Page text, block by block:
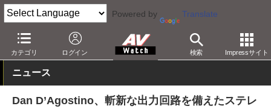
Powered by Translate
カテゴリ ログイン 検索 Impressサイト
AV Watch 製品 オーディオアンプ
ニュース
Dan D’Agostino、斬新な出力回路を備えたステレ